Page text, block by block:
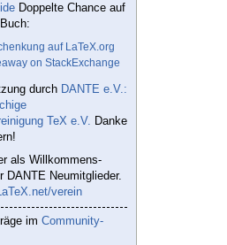
Doppelte Chance auf
auf LaTeX.org
on StackExchange
durch DANTE e.V.:
TeX e.V. Danke
als Willkommens-
DANTE Neumitglieder.
verein
im Community-